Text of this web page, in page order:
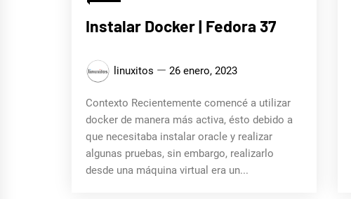
Instalar Docker | Fedora 37
linuxitos 26 enero, 2023
Contexto Recientemente comencé a utilizar
docker de manera más activa, ésto debido a
que necesitaba instalar oracle y realizar
algunas pruebas, sin embargo, realizarlo
desde una máquina virtual era un...